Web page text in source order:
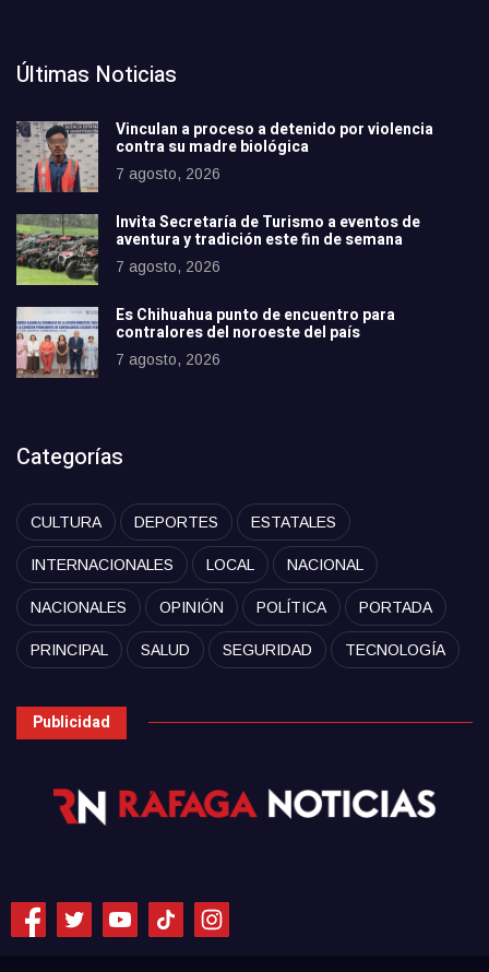
Últimas Noticias
Vinculan a proceso a detenido por violencia
contra su madre biológica
7 agosto, 2026
Invita Secretaría de Turismo a eventos de
aventura y tradición este fin de semana
7 agosto, 2026
Es Chihuahua punto de encuentro para
contralores del noroeste del país
7 agosto, 2026
Categorías
CULTURA DEPORTES ESTATALES
INTERNACIONALES LOCAL NACIONAL
NACIONALES OPINIÓN POLÍTICA PORTADA
PRINCIPAL SALUD SEGURIDAD TECNOLOGÍA
Publicidad